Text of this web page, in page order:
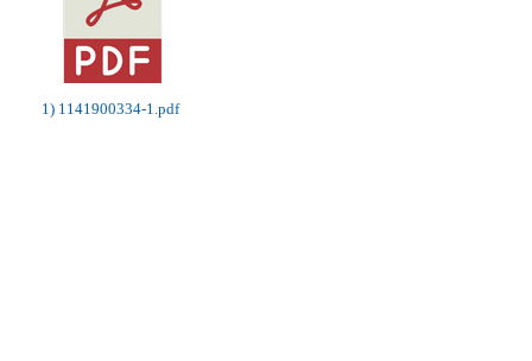
1) 1141900334-1.pdf